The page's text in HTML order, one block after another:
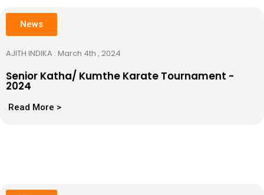
News
AJITH INDIKA : March 4th , 2024
Senior Katha/ Kumthe Karate Tournament -
2024
Read More >